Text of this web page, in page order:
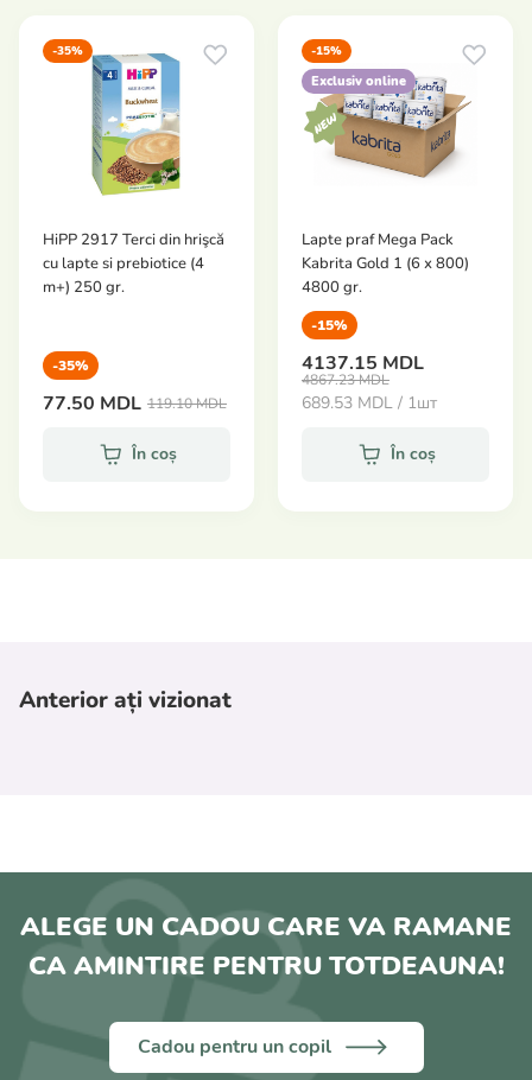
6 compartimente independente: va permite sa
stocati preparate diferite.
Silicon flexibil si preformat: pentru eliberare
usoara a portiilor de mancare.
Capac ermetic: pentru a pastra savoarea si
Design ergonomic, structura intarita si rigida: isi
pastreaza forma si este stabil cand este ridicat.
Evolutiv: poate fi folosit si ca mini forma de briose.
Capacitate: 6 portii a cate 90 ml
Ingrijire: spalare manuala sau in masina de spalat
vase.
-35%
HiPP 2917 Terci din hrişcă
cu lapte si prebiotice (4
m+) 250 gr.
-35%
77.50 MDL 119.10 MDL
În coș
-15%
Exclusiv online
Lapte praf Mega Pack
Kabrita Gold 1 (6 х 800)
4800 gr.
-15%
4137.15 MDL
4867.23 MDL
689.53 MDL / 1шт
În coș
Anterior ați vizionat
ALEGE UN CADOU CARE VA RAMANE
CA AMINTIRE PENTRU TOTDEAUNA!
Cadou pentru un copil